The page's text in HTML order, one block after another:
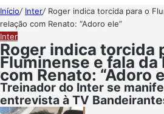
Início/ Inter/ Roger indica torcida para o
relação com Renato: “Adoro ele”
Inter
Roger indica torcida
Fluminense e fala da
com Renato: “Adoro
Treinador do Inter se
entrevista à TV